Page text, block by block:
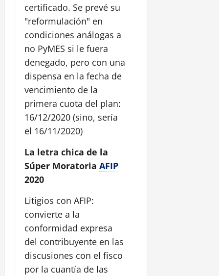
certificado. Se prevé su
"reformulación" en
condiciones análogas a
no PyMES si le fuera
denegado, pero con una
dispensa en la fecha de
vencimiento de la
primera cuota del plan:
16/12/2020 (sino, sería
el 16/11/2020)
La letra chica de la
Súper Moratoria AFIP
2020
Litigios con AFIP:
convierte a la
conformidad expresa
del contribuyente en las
discusiones con el fisco
por la cuantía de las